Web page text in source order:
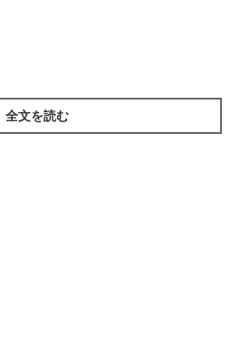
全文を読む